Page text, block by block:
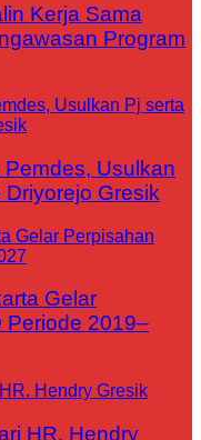
Kerja Sama
Program
Usulkan
Gresik
Gelar
Periode 2019–
HR. Hendry